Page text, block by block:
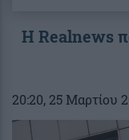
Η Realnews
20:20, 25 Μαρτίου